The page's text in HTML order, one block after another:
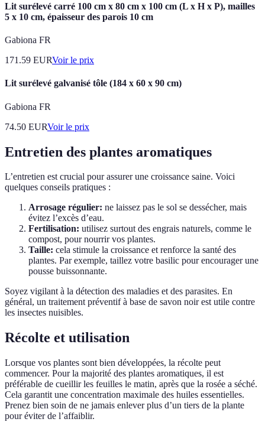
Lit surélevé carré 100 cm x 80 cm x 100 cm (L x H x P), mailles
5 x 10 cm, épaisseur des parois 10 cm
Gabiona FR
171.59 EURVoir le prix
Lit surélevé galvanisé tôle (184 x 60 x 90 cm)
Gabiona FR
74.50 EURVoir le prix
Entretien des plantes aromatiques
L’entretien est crucial pour assurer une croissance saine. Voici
quelques conseils pratiques :
Arrosage régulier: ne laissez pas le sol se dessécher, mais
évitez l’excès d’eau.
Fertilisation: utilisez surtout des engrais naturels, comme le
compost, pour nourrir vos plantes.
Taille: cela stimule la croissance et renforce la santé des
plantes. Par exemple, taillez votre basilic pour encourager une
pousse buissonnante.
Soyez vigilant à la détection des maladies et des parasites. En
général, un traitement préventif à base de savon noir est utile contre
les insectes nuisibles.
Récolte et utilisation
Lorsque vos plantes sont bien développées, la récolte peut
commencer. Pour la majorité des plantes aromatiques, il est
préférable de cueillir les feuilles le matin, après que la rosée a séché.
Cela garantit une concentration maximale des huiles essentielles.
Prenez bien soin de ne jamais enlever plus d’un tiers de la plante
pour éviter de l’affaiblir.